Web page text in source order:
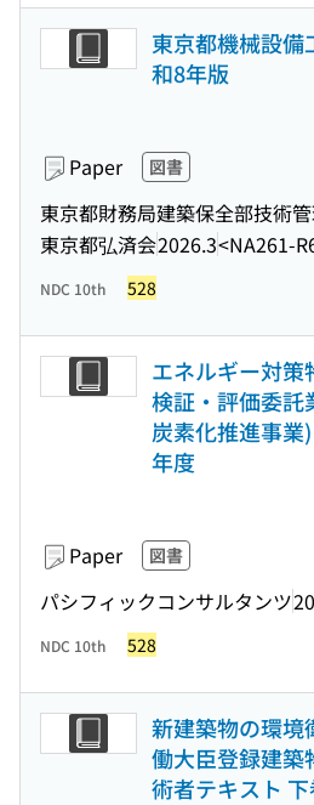
東京都機械設備
和8年版
Paper 図書
東京都財務局建築保全部技術
東京都弘済会2026.3<NA261-
NDC 10th 528
エネルギー対策
検証・評価委託
炭素化推進事業
年度
Paper 図書
パシフィックコンサルタンツ
NDC 10th 528
新建築物の環境
働大臣登録建築
術者テキスト